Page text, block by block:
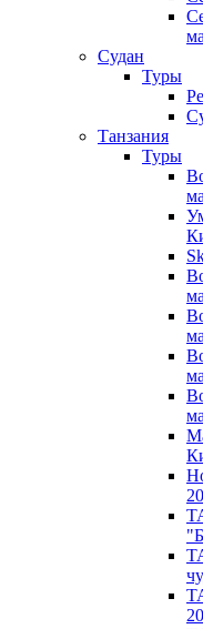
Судан
Туры
Танзания
Туры